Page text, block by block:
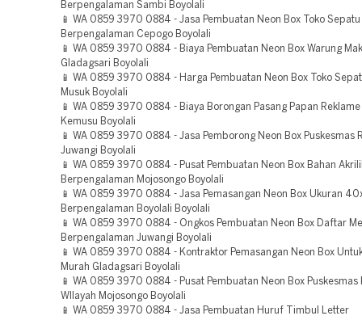
Berpengalaman Sambi Boyolali
📱 WA 0859 3970 0884 - Jasa Pembuatan Neon Box Toko Sepatu
Berpengalaman Cepogo Boyolali
📱 WA 0859 3970 0884 - Biaya Pembuatan Neon Box Warung
Gladagsari Boyolali
📱 WA 0859 3970 0884 - Harga Pembuatan Neon Box Toko
Musuk Boyolali
📱 WA 0859 3970 0884 - Biaya Borongan Pasang Papan
Kemusu Boyolali
📱 WA 0859 3970 0884 - Jasa Pemborong Neon Box Puskesmas
Juwangi Boyolali
📱 WA 0859 3970 0884 - Pusat Pembuatan Neon Box Bahan
Berpengalaman Mojosongo Boyolali
📱 WA 0859 3970 0884 - Jasa Pemasangan Neon Box Ukuran
Berpengalaman Boyolali Boyolali
📱 WA 0859 3970 0884 - Ongkos Pembuatan Neon Box Daftar
Berpengalaman Juwangi Boyolali
📱 WA 0859 3970 0884 - Kontraktor Pemasangan Neon Box
Murah Gladagsari Boyolali
📱 WA 0859 3970 0884 - Pusat Pembuatan Neon Box Puskesmas
WIlayah Mojosongo Boyolali
📱 WA 0859 3970 0884 - Jasa Pembuatan Huruf Timbul Letter